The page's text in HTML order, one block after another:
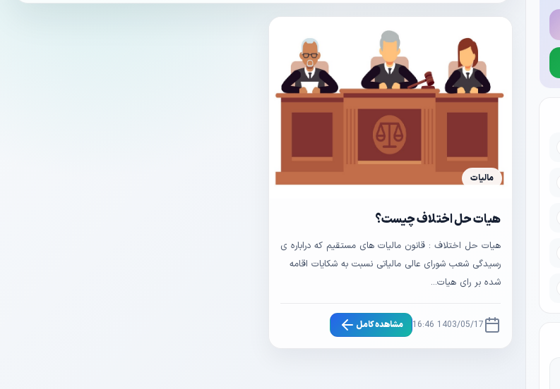
مالیات
هیات حل اختلاف چیست؟
هیات حل اختلاف : قانون مالیات های مستقیم که دراباره ی
رسیدگی شعب شورای عالی مالیاتی نسبت به شکایات اقامه
شده بر رای هیات...
1403/05/17 16:46 مشاهده کامل